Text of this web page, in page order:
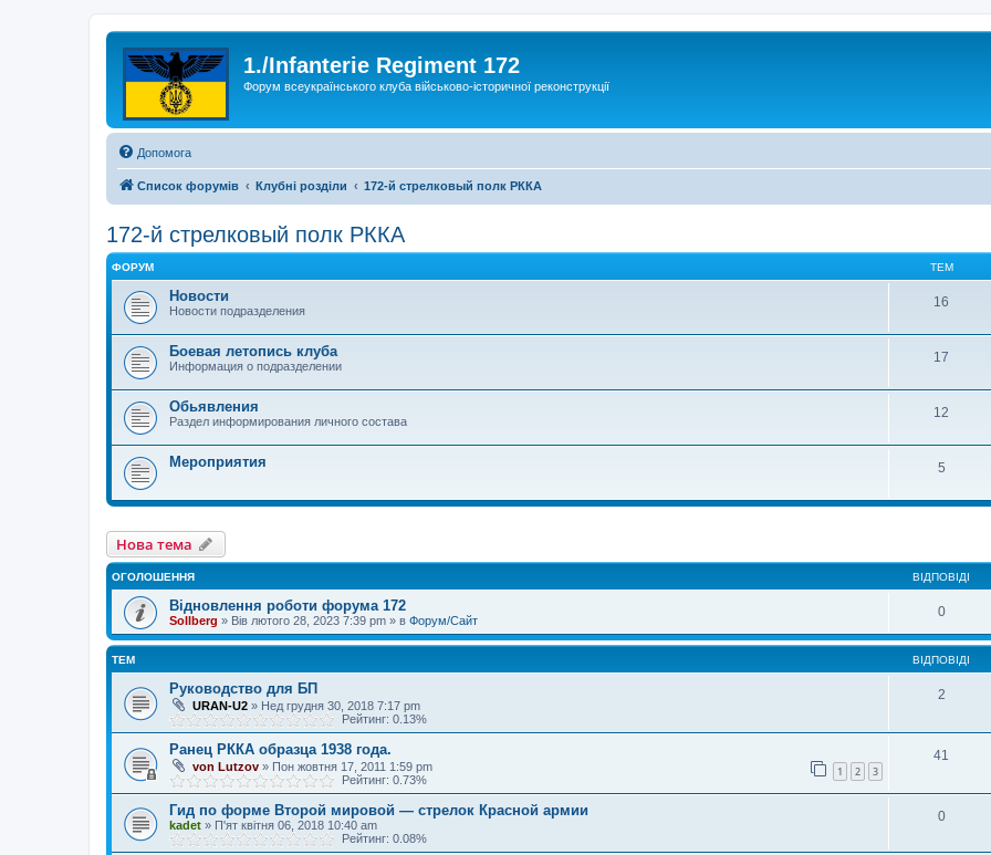
1./Infanterie Regiment 172
Форум всеукраїнського клуба військово-історичної реконструкції
Допомога
Список форумів Клубні розділи 172-й стрелковый полк РККА
172-й стрелковый полк РККА
ФОРУМ ТЕМ
Новости
Новости подразделения
16
Боевая летопись клуба
Информация о подразделении
17
Обьявления
Раздел информирования личного состава
12
Мероприятия 5
Нова тема
ОГОЛОШЕННЯ ВІДПОВІДІ
Відновлення роботи форума 172
Sollberg » Вів лютого 28, 2023 7:39 pm » в Форум/Сайт
0
ТЕМ ВІДПОВІДІ
Руководство для БП
URAN-U2 » Нед грудня 30, 2018 7:17 pm
Рейтинг: 0.13%
2
Ранец РККА образца 1938 года.
von Lutzov » Пон жовтня 17, 2011 1:59 pm 1 2 3
Рейтинг: 0.73%
41
Гид по форме Второй мировой — стрелок Красной армии
kadet » П'ят квітня 06, 2018 10:40 am
Рейтинг: 0.08%
0